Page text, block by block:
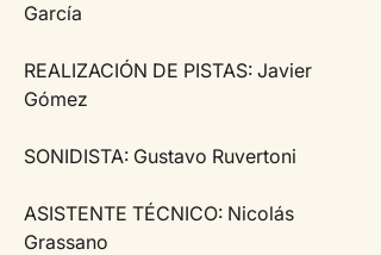
García
REALIZACIÓN DE PISTAS: Javier
Gómez
SONIDISTA: Gustavo Ruvertoni
ASISTENTE TÉCNICO: Nicolás
Grassano